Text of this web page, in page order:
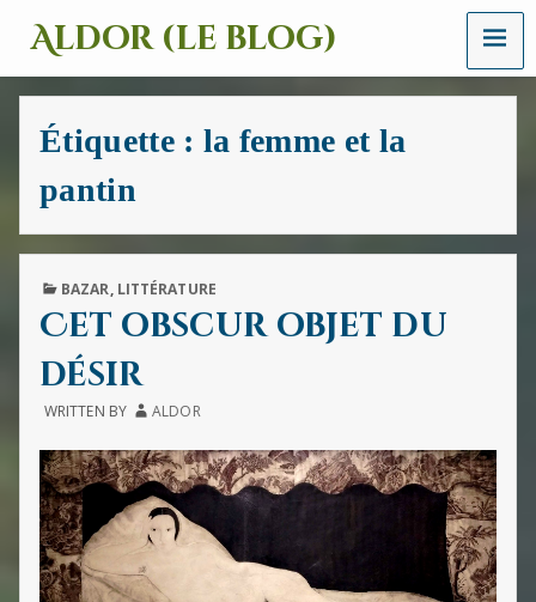
Aldor (le blog)
Un
site
avec
des
des
images
et
des
sons
MENU
Étiquette : la femme et la
pantin
PUBLISHED
BAZAR, LITTÉRATURE
Cet obscur objet du
désir
WRITTEN BY ALDOR